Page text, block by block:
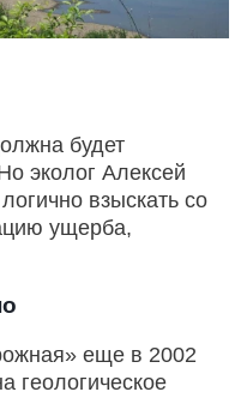
будет
эколог Алексей
взыскать со
ущерба,
еще в 2002
геологическое